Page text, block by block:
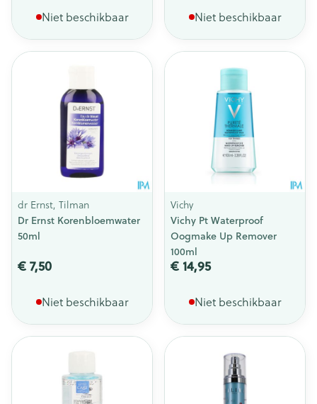
Niet beschikbaar Niet beschikbaar
dr Ernst, Tilman
Dr Ernst Korenbloemwater
50ml
€ 7,50
Niet beschikbaar
Vichy
Vichy Pt Waterproof
Oogmake Up Remover
100ml
€ 14,95
Niet beschikbaar